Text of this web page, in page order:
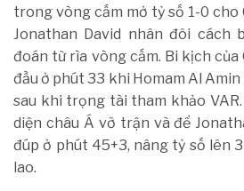
trong vòng cấm mở tỷ số 1-0 cho
Jonathan David nhân đôi cách
đoán từ rìa vòng cấm. Bi kịch
đầu ở phút 33 khi Homam Al
sau khi trọng tài tham khảo
diện châu Á vỡ trận và để
đúp ở phút 45+3, nâng tỷ số lên
lao.